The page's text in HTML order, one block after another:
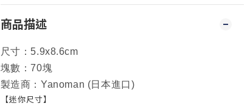
商品描述
尺寸：5.9x8.6cm
塊數：70塊
製造商：Yanoman (日本進口)
【迷你尺寸】